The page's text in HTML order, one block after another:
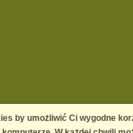
by umożliwić Ci wygodne